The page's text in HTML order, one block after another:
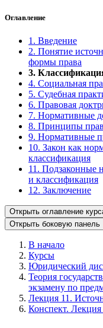
Оглавление
1. Введение
2. Понятие
формы права
3.
4. Социальная
5. Судебная
6. Правовая
7. Нормативные
8. Принципы
9. Нормативные
10. Закон как
классификация
11. Подзаконные
и классификация
12. Заключение
Открыть оглавление
Открыть боковую панель
В начало
Курсы
Юридический
Теория
экзамену по
Лекция 11.
Конспект.